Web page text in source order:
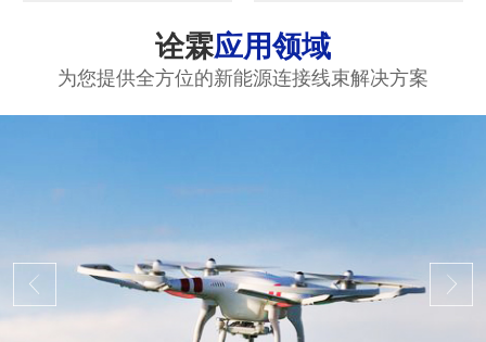
诠霖应用领域
为您提供全方位的新能源连接线束解决方案